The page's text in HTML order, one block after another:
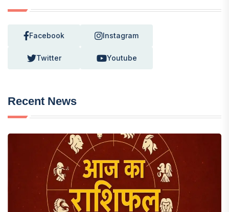
Facebook Instagram
Twitter Youtube
Recent News